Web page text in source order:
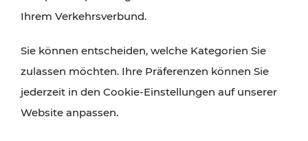
Ihrem Verkehrsverbund.
Sie können entscheiden, welche Kategorien Sie
zulassen möchten. Ihre Präferenzen können Sie
jederzeit in den Cookie-Einstellungen auf unserer
Website anpassen.